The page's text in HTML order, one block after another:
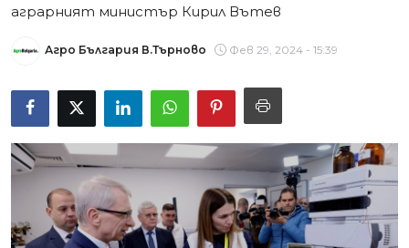
аграрният министър Кирил Вътев
Агро България В.Търново Фев 29, 2024 - 15:39